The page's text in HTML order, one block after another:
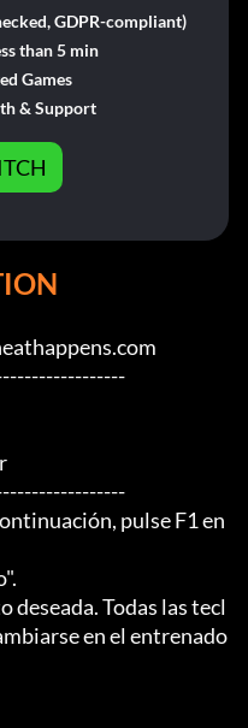
GDPR-compliant)
than 5 min
Games
& Support
pulse F1 en
deseada. Todas las tecl
en el entrenado